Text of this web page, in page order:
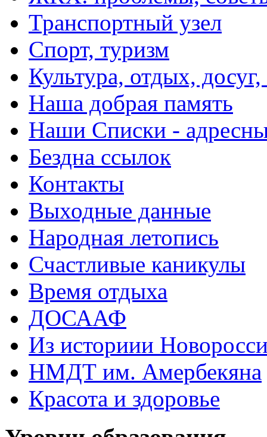
Транспортный узел
Спорт, туризм
Культура, отдых,
Наша добрая память
Наши Списки -
Бездна ссылок
Контакты
Выходные данные
Народная летопись
Счастливые каникулы
Время отдыха
ДОСААФ
Из историии
НМДТ им. Амербекяна
Красота и здоровье